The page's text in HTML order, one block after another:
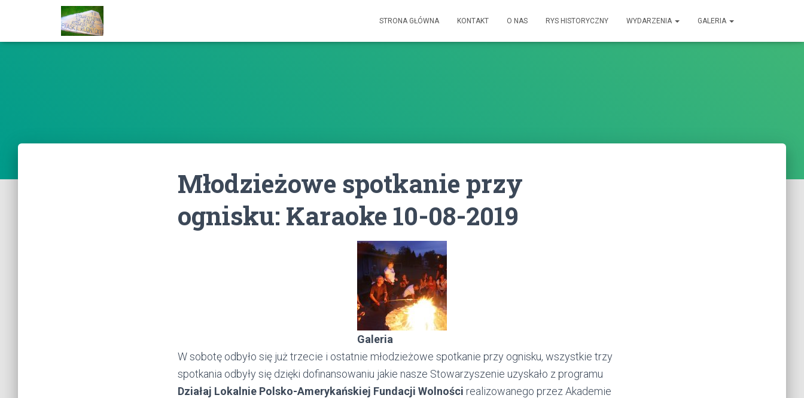
STRONA GŁÓWNA KONTAKT O NAS RYS HISTORYCZNY WYDARZENIA GALERIA
Młodzieżowe spotkanie przy
ognisku: Karaoke 10-08-2019
Galeria
W sobotę odbyło się już trzecie i ostatnie młodzieżowe spotkanie przy ognisku, wszystkie trzy
spotkania odbyły się dzięki dofinansowaniu jakie nasze Stowarzyszenie uzyskało z programu
Działaj Lokalnie Polsko-Amerykańskiej Fundacji Wolności realizowanego przez Akademie